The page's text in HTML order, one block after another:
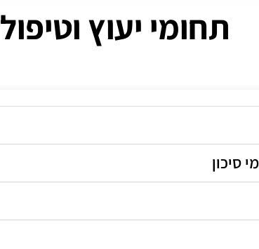
תחומי יעוץ וטיפול
סיכון